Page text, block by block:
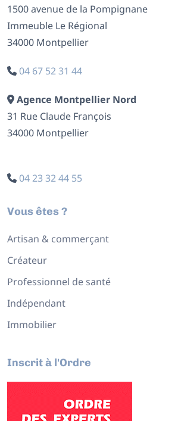
1500 avenue de la Pompignane
Immeuble Le Régional
34000 Montpellier
04 67 52 31 44
Agence Montpellier Nord
31 Rue Claude François
34000 Montpellier
04 23 32 44 55
Vous êtes ?
Artisan & commerçant
Créateur
Professionnel de santé
Indépendant
Immobilier
Inscrit à l'Ordre